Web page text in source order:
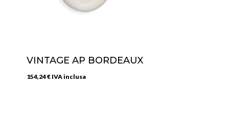
VINTAGE AP BORDEAUX
154,24€ IVA inclusa